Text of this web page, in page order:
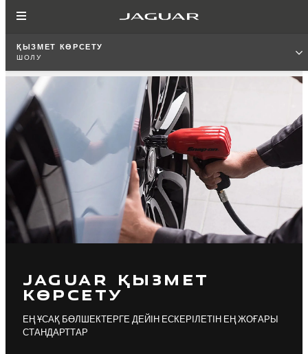
ҚЫЗМЕТ КӨРСЕТУ
ШОЛУ
JAGUAR ҚЫЗМЕТ
КӨРСЕТУ
ЕҢ ҰСАҚ БӨЛШЕКТЕРГЕ ДЕЙІН ЕСКЕРІЛЕТІН ЕҢ ЖОҒАРЫ
СТАНДАРТТАР